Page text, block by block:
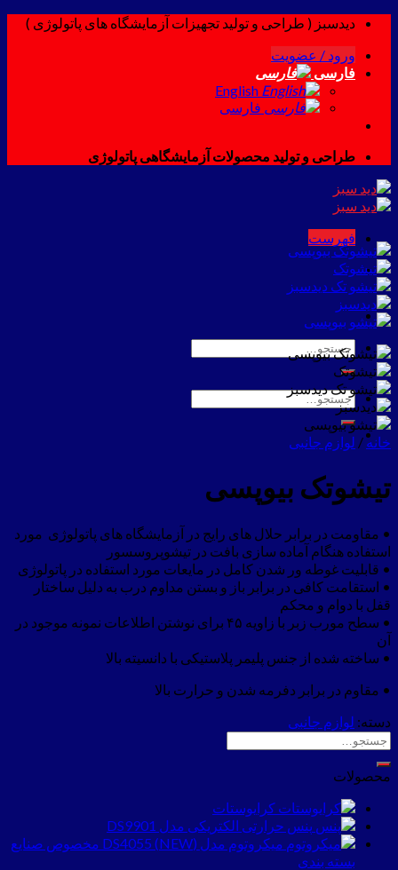
Skip
content
دیدسبز ( طراحی و تولید تجهیزات آزمایشگاه های پاتولوژی )
ورود / عضویت
فارسی
فارسی
طراحی و تولید محصولات آزمایشگاهی پاتولوژی
فهرست
جستجو
برای:
جستجو
برای:
خانه/ لوازم جانبی
تیشوتک بیوپسی
• مقاومت در برابر حلال های رایج در آزمایشگاه های پاتولوژی مورد
استفاده هنگام آماده سازی بافت در تیشوپروسسور
• قابلیت غوطه ور شدن کامل در مایعات مورد استفاده در پاتولوژی
• استقامت کافی در برابر باز و بستن مداوم درب به دلیل ساختار
قفل با دوام و محکم
• سطح مورب زبر با زاویه ۴۵ برای نوشتن اطلاعات نمونه موجود در
آن
• ساخته شده از جنس پلیمر پلاستیکی با دانسیته بالا
• مقاوم در برابر دفرمه شدن و حرارت بالا
دسته: لوازم جانبی
جستجو
برای:
محصولات
کرایوستات
پنس حرارتی الکتریکی مدل DS9901
میکروتوم مدل (NEW) DS4055 مخصوص صنایع
بسته بندی